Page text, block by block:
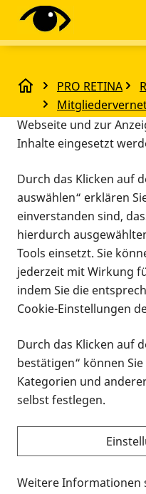
PRO RETINA
(Beratung)
Bereich Bardet-
Familienfreizeit
Vorlesen
Informationen zum
01.04.2023, 08:00 Uhr–
12:00 Uhr
Zwei bis dreimal im
drei bis vier betroffene
Hof am Chiemsee.
Weitere Termine:
12.-19.08.2023
Diese Webseite setzt
Tracking-Tools ein.
technisch notwendig
Zwecken sowie zur
Webseite und zur
Inhalte eingesetzt
Durch das Klicken auf
auswählen“ erklären
einverstanden sind,
hierdurch
Tools einsetzt. Sie
jederzeit mit Wirkung
indem Sie die
Cookie-Einstellungen
Durch das Klicken auf
bestätigen“ können
Kategorien und
selbst festlegen.
Weitere Informationen